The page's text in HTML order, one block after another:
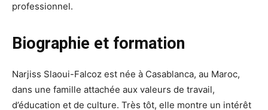
professionnel.
Biographie et formation
Narjiss Slaoui-Falcoz est née à Casablanca, au Maroc,
dans une famille attachée aux valeurs de travail,
d’éducation et de culture. Très tôt, elle montre un intérêt